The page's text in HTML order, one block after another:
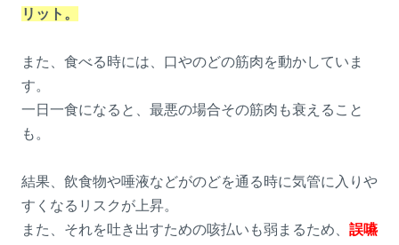
リット。
また、食べる時には、口やのどの筋肉を動かしていま
す。
一日一食になると、最悪の場合その筋肉も衰えること
も。
結果、飲食物や唾液などがのどを通る時に気管に入りや
すくなるリスクが上昇。
また、それを吐き出すための咳払いも弱まるため、 誤嚥